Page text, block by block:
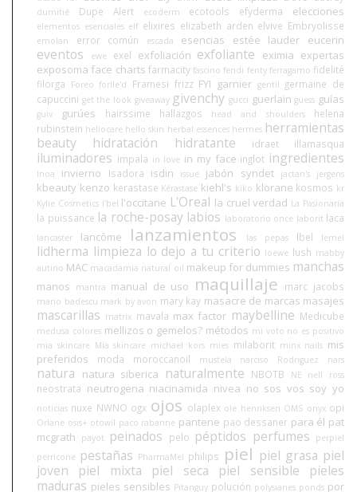
dumitié Dupe Alert ecoderm ecotools efyderma elecciones
elementos esenciales elf elixires elizabeth arden elvive Embryolisse
emolan error común escada esencias estée lauder eucerin
eventos ewe exel exfoliación exfoliante eximia expertas
exposoma face charts farmacity fascino fendi fenty ferragamo fidelité
filorga
Foreo forlle'd Framesi frizz FYI garnier gentil germaine de
capuccini get the look giveaway givenchy gucci guerlain guess guías
guiv gurúes hairssime hallazgos head and shoulders
helena
rubinstein heliocare hello skin herbal essences hermes herramientas
beauty
hidratación hidratante idraet illamasqua
iluminadores impala in love in my face inglot ingredientes
Inoa invierno Isadora isdin issue jabón syndet jactan's jergens
kbeauty kenzo kerastase Kérastase kiehl's kiko klorane kosmos kr
Kylie Cosmetics l'bel l'occitane L'Oreal la cruel verdad La Pasionaria
la puissance la roche-posay labios laboratorio once laborit laca
lancaster lancôme lanzamientos las pepas lbel lemel
lidherma limpieza lo dejo a tu criterio loewe lush mabby
autino MAC macadamia natural oil makeup for dummies manchas
manos mantra manual de uso maquillaje marc jacobs
mario badescu mark by avon mary kay masacre de marcas masajes
mascarillas matrix mavala max factor maybelline Medicube
medusa colores mellizos o gemelos? métodos mi voto no es positivo
mia skincare Mía skincare michael kors mies milaborit minx nails mis
preferidos
moda moroccanoil mustela narciso Rodriguez nars
natura natura siberica naturalmente NBOTB NE nell ross
neostrata neutrogena niacinamida nivea no sos vos soy yo
noticias nuxe NWNO ogx ojos olaplex ole henriksen OMS onyx opi
Orlane osis+ otowil paco rabanne pantene pao dessaner para él pat
mcgrath
payot peinados pelo péptidos perfumes
perpiel
perricone pestañas PharmaMel philips piel piel grasa piel
joven
piel mixta piel seca piel sensible
pieles
maduras pieles sensibles Pitanguy polución polysianes ponds por